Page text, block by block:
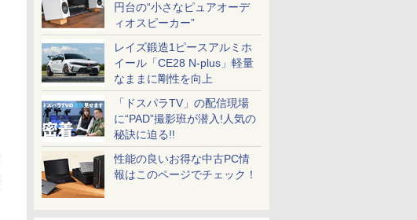
円台の“小さなピュアオーデ
ィオスピーカー”
レイズ鍛造1ピースアルミホ
イール「CE28 N-plus」軽量
なままに剛性を向上
「ドスパラTV」の配信現場
に“PAD”撮影班が潜入!人気の
秘訣に迫る!!
性能の良いお得な中古PC情
報はこのページでチェック！